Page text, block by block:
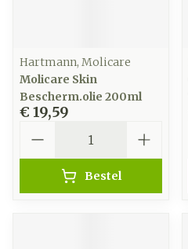
Hartmann, Molicare
Molicare Skin
Bescherm.olie 200ml
€ 19,59
Bestel